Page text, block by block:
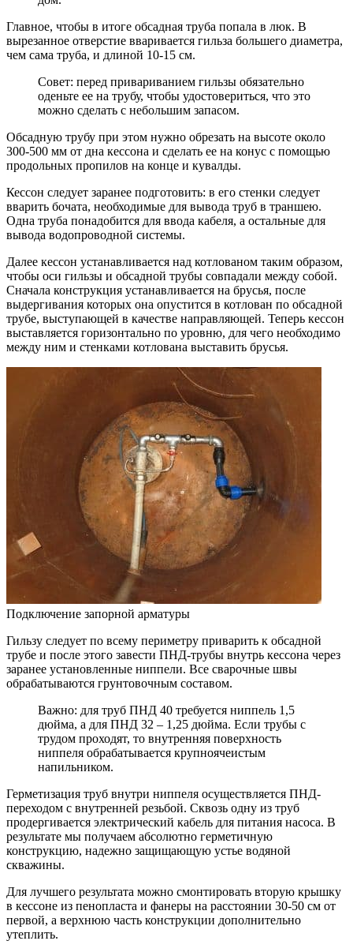
Главное, чтобы в итоге обсадная труба попала в люк. В
вырезанное отверстие вваривается гильза большего диаметра,
чем сама труба, и длиной 10-15 см.
Совет: перед привариванием гильзы обязательно
оденьте ее на трубу, чтобы удостовериться, что это
можно сделать с небольшим запасом.
Обсадную трубу при этом нужно обрезать на высоте около
300-500 мм от дна кессона и сделать ее на конус с помощью
продольных пропилов на конце и кувалды.
Кессон следует заранее подготовить: в его стенки следует
вварить бочата, необходимые для вывода труб в траншею.
Одна труба понадобится для ввода кабеля, а остальные для
вывода водопроводной системы.
Далее кессон устанавливается над котлованом таким образом,
чтобы оси гильзы и обсадной трубы совпадали между собой.
Сначала конструкция устанавливается на брусья, после
выдергивания которых она опустится в котлован по обсадной
трубе, выступающей в качестве направляющей. Теперь кессон
выставляется горизонтально по уровню, для чего необходимо
между ним и стенками котлована выставить брусья.
Подключение запорной арматуры
Гильзу следует по всему периметру приварить к обсадной
трубе и после этого завести ПНД-трубы внутрь кессона через
заранее установленные ниппели. Все сварочные швы
обрабатываются грунтовочным составом.
Важно: для труб ПНД 40 требуется ниппель 1,5
дюйма, а для ПНД 32 – 1,25 дюйма. Если трубы с
трудом проходят, то внутренняя поверхность
ниппеля обрабатывается крупноячеистым
напильником.
Герметизация труб внутри ниппеля осуществляется ПНД-
переходом с внутренней резьбой. Сквозь одну из труб
продергивается электрический кабель для питания насоса. В
результате мы получаем абсолютно герметичную
конструкцию, надежно защищающую устье водяной
скважины.
Для лучшего результата можно смонтировать вторую крышку
в кессоне из пенопласта и фанеры на расстоянии 30-50 см от
первой, а верхнюю часть конструкции дополнительно
утеплить.